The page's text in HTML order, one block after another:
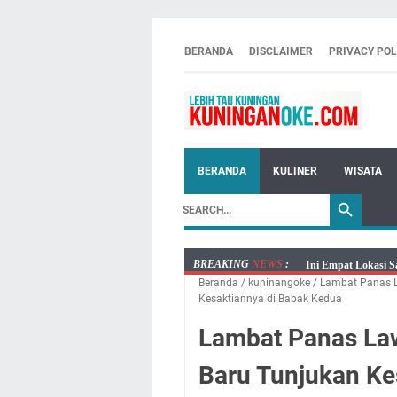
BERANDA DISCLAIMER PRIVACY
BERANDA KULINER WISATA
BREAKING NEWS :
Jumat 7 Agustus
Embun Pagi
Salat Lima Waktu
Menenangkan, Ini
Nobar Final Piala
Beranda / kuninangoke / Lambat Panas
Kesaktiannya di Babak Kedua
Lambat Panas
Baru Tunjukan